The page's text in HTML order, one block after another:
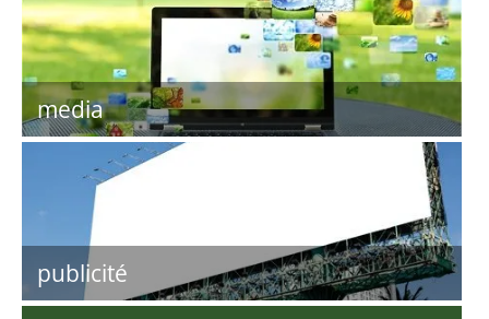
media
publicité